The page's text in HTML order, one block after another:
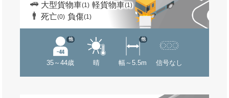
大型貨物車(1) 軽貨物車(1)
死亡(0) 負傷(1)
35～44歳
他
晴 幅～5.5m
他
信号なし